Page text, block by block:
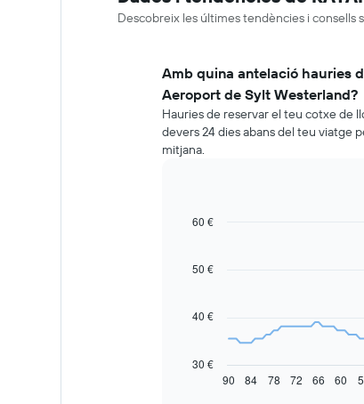
Descobreix les últimes tendències i
Amb quina antelació hauries
Aeroport de Sylt Westerland?
Hauries de reservar el teu cotxe de
devers 24 dies abans del teu viatge
mitjana.
Line
91
data
següent
mostra
Chart
30 €
40 €
50 €
60 €
90 60
84 78 72 66